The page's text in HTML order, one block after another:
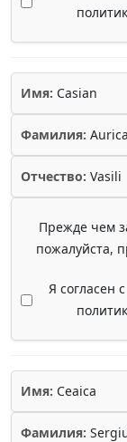
Имя: Casian
Фамилия: Aurica
Отчество: Vasili
Прежде чем
пожалуйста,
Я согласен
Имя: Ceaica
Фамилия: